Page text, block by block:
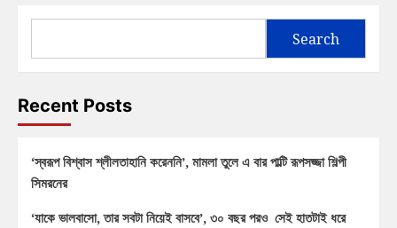
Search
Recent Posts
‘স্বরূপ বিশ্বাস শ্লীলতাহানি করেননি’, মামলা তুলে এ বার পাল্টি রূপসজ্জা শিল্পী
সিমরনের
‘যাকে ভালবাসো, তার সবটা নিয়েই বাসবে’, ৩০ বছর পরও সেই হাতটাই ধরে